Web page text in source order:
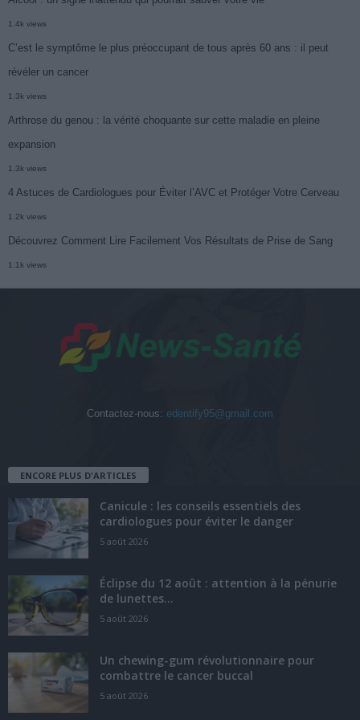
1.4k views
C’est le symptôme le plus préoccupant de tous après 60 ans : il peut
révéler un cancer
1.3k views
Arthrose du genou : la vérité choquante sur cette maladie en pleine
expansion
1.3k views
4 Astuces de Cardiologues pour Éviter l’AVC et Protéger Votre Cerveau
1.2k views
Découvrez Comment Lire Facilement Vos Résultats de Prise de Sang
1.1k views
Contactez-nous: edentify95@gmail.com
ENCORE PLUS D'ARTICLES
Canicule : les conseils essentiels des
cardiologues pour éviter le danger
5 août 2026
Éclipse du 12 août : attention à la pénurie
de lunettes...
5 août 2026
Un chewing-gum révolutionnaire pour
combattre le cancer buccal
5 août 2026